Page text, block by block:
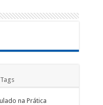
Tags
na Prática